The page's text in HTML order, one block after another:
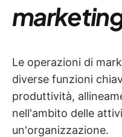
Le operazioni di
diverse funzioni
produttività,
nell'ambito delle
un'organizzazione.